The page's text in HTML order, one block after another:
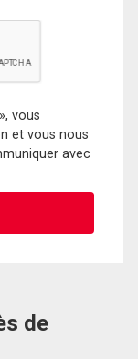
vous
et vous nous
avec
de